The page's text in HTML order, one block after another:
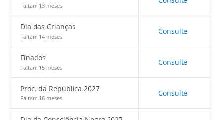
Faltam 13 meses
Dia das Crianças
Faltam 14 meses
Consulte
Finados
Faltam 15 meses
Consulte
Proc. da República 2027
Faltam 16 meses
Consulte